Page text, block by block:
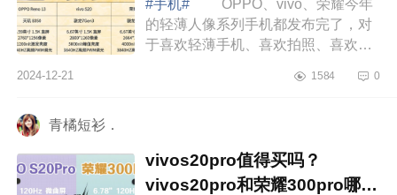
#手机#
OPPO、vivo、荣耀今年
的轻薄人像系列手机都发布完了，对
于喜欢轻薄手机、喜欢拍照、喜欢外
机呢，下面小编为大家介绍下荣耀华
2024-12-21 1584 0
青橘短衫．
vivos20pro值得买吗？
vivos20pro和荣耀300pro哪个